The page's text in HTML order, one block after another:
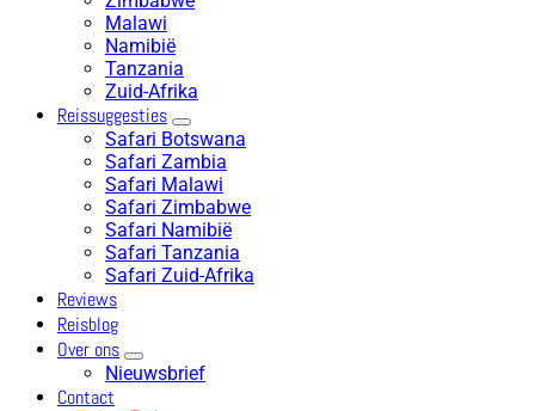
Malawi
Namibië
Tanzania
Zuid-Afrika
Reissuggesties
Safari Botswana
Safari Zambia
Safari Malawi
Safari Zimbabwe
Safari Namibië
Safari Tanzania
Safari Zuid-Afrika
Reviews
Reisblog
Over ons
Nieuwsbrief
Contact